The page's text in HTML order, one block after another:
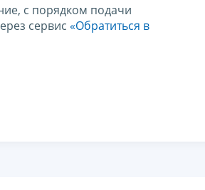
с порядком подачи
сервис «Обратиться в